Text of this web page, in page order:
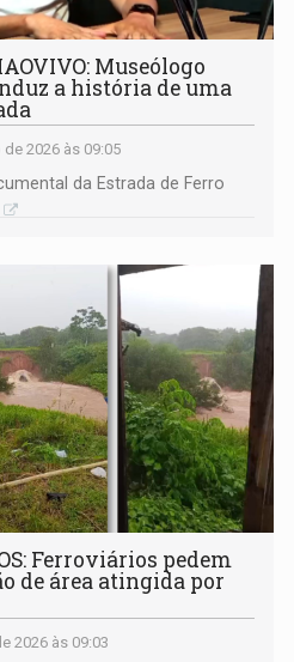
Museólogo
a história de uma
2026 às 09:05
da Estrada de Ferro
Ferroviários pedem
de área atingida por
2026 às 09:03